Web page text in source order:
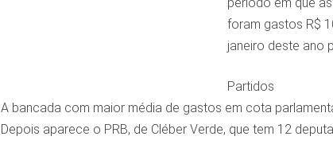
foram gastos R$
janeiro deste ano
Partidos
A bancada com maior média de gastos em cota
Depois aparece o PRB, de Cléber Verde, que tem 12